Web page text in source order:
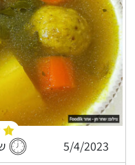
5/4/2023